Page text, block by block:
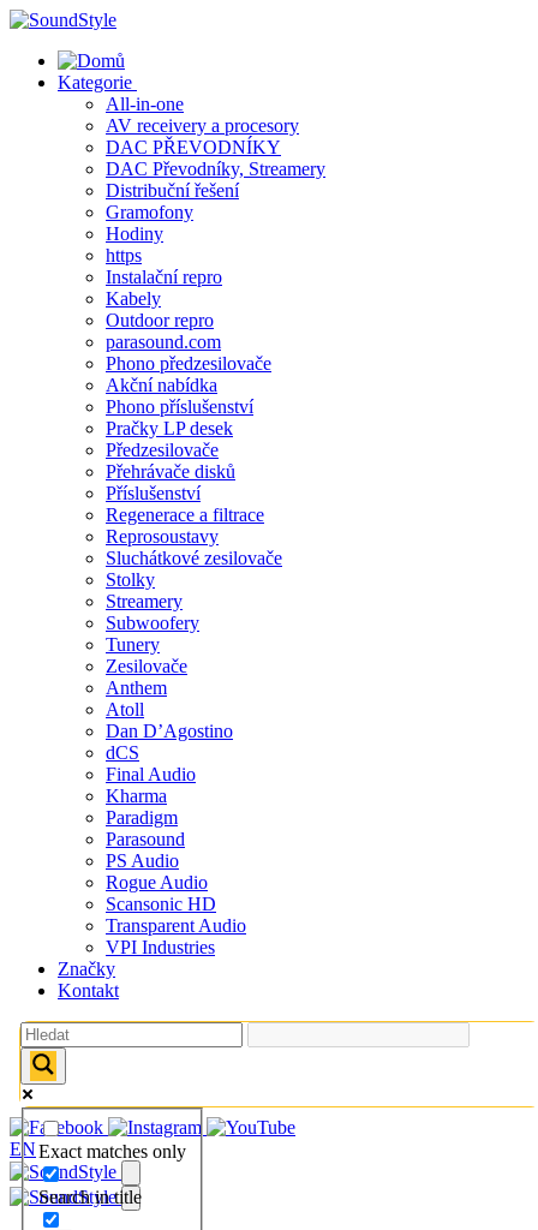
Skip
content
Kategorie
All-in-one
AV receivery a procesory
DAC PŘEVODNÍKY
DAC Převodníky, Streamery
Distribuční řešení
Gramofony
Hodiny
https
Instalační repro
Kabely
Outdoor repro
parasound.com
Phono předzesilovače
Akční nabídka
Phono příslušenství
Pračky LP desek
Předzesilovače
Přehrávače disků
Příslušenství
Regenerace a filtrace
Reprosoustavy
Sluchátkové zesilovače
Stolky
Streamery
Subwoofery
Tunery
Zesilovače
Anthem
Atoll
Dan D’Agostino
dCS
Final Audio
Kharma
Paradigm
Parasound
PS Audio
Rogue Audio
Scansonic HD
Transparent Audio
VPI Industries
Značky
Kontakt
Exact matches only
Search in title
EN